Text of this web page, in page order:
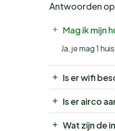
Antwoorden
Mag ik mijn
Ja, je mag 1
Is er wifi
Is er airco
Wat zijn de